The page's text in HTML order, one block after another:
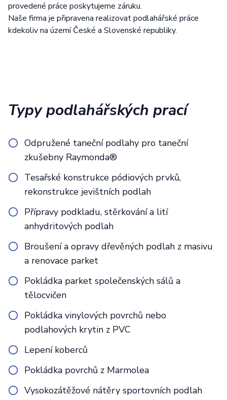
provedené práce poskytujeme záruku.
Naše firma je připravena realizovat podlahářské práce
kdekoliv na území České a Slovenské republiky.
Typy podlahářských prací
Odpružené taneční podlahy pro taneční
zkušebny Raymonda®
Tesařské konstrukce pódiových prvků,
rekonstrukce jevištních podlah
Přípravy podkladu, stěrkování a lití
anhydritových podlah
Broušení a opravy dřevěných podlah z masivu
a renovace parket
Pokládka parket společenských sálů a
tělocvičen
Pokládka vinylových povrchů nebo
podlahových krytin z PVC
Lepení koberců
Pokládka povrchů z Marmolea
Vysokozátěžové nátěry sportovních podlah